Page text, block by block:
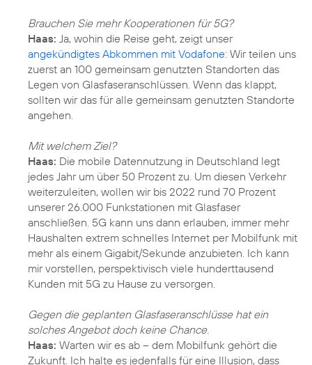
Brauchen Sie mehr Kooperationen für 5G?
Haas: Ja, wohin die Reise geht, zeigt unser
angekündigtes Abkommen mit Vodafone: Wir teilen uns
zuerst an 100 gemeinsam genutzten Standorten das
Legen von Glasfaseranschlüssen. Wenn das klappt,
sollten wir das für alle gemeinsam genutzten Standorte
angehen.
Mit welchem Ziel?
Haas: Die mobile Datennutzung in Deutschland legt
jedes Jahr um über 50 Prozent zu. Um diesen Verkehr
weiterzuleiten, wollen wir bis 2022 rund 70 Prozent
unserer 26.000 Funkstationen mit Glasfaser
anschließen. 5G kann uns dann erlauben, immer mehr
Haushalten extrem schnelles Internet per Mobilfunk mit
mehr als einem Gigabit/Sekunde anzubieten. Ich kann
mir vorstellen, perspektivisch viele hunderttausend
Kunden mit 5G zu Hause zu versorgen.
Gegen die geplanten Glasfaseranschlüsse hat ein
solches Angebot doch keine Chance.
Haas: Warten wir es ab – dem Mobilfunk gehört die
Zukunft. Ich halte es jedenfalls für eine Illusion, dass